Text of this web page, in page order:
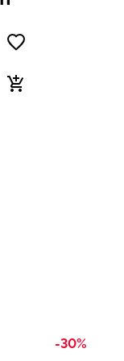
-30%